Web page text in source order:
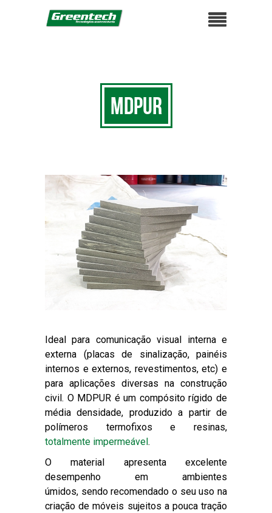
MDPUR
Ideal para comunicação visual interna e
externa (placas de sinalização, painéis
internos e externos, revestimentos, etc) e
para aplicações diversas na construção
civil. O MDPUR é um compósito rígido de
média densidade, produzido a partir de
polímeros termofixos e resinas,
totalmente impermeável .
O material apresenta excelente
desempenho em ambientes
úmidos, sendo recomendado o seu uso na
criação de móveis sujeitos a pouca tração